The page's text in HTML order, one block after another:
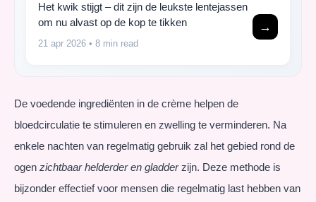
Het kwik stijgt – dit zijn de leukste lentejassen
om nu alvast op de kop te tikken
21 apr 2026 • 8 min read
→
De voedende ingrediënten in de crème helpen de
bloedcirculatie te stimuleren en zwelling te verminderen. Na
enkele nachten van regelmatig gebruik zal het gebied rond de
ogen zichtbaar helderder en gladderzijn. Deze methode is
bijzonder effectief voor mensen die regelmatig last hebben van